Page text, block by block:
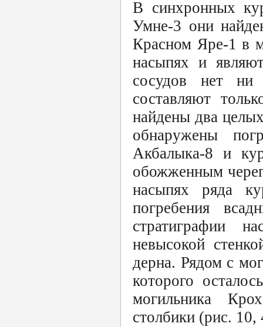
В синхронных
Умне-3 они
Красном Яре-1 в
насыпях и
сосудов нет
составляют
найдены два
обнаружены
Акбалыка-8 и
обожженным
насыпях ряда
погребения
стратиграфии
невысокой
дерна. Рядом с
которого
могильника
столбики (рис. 10,